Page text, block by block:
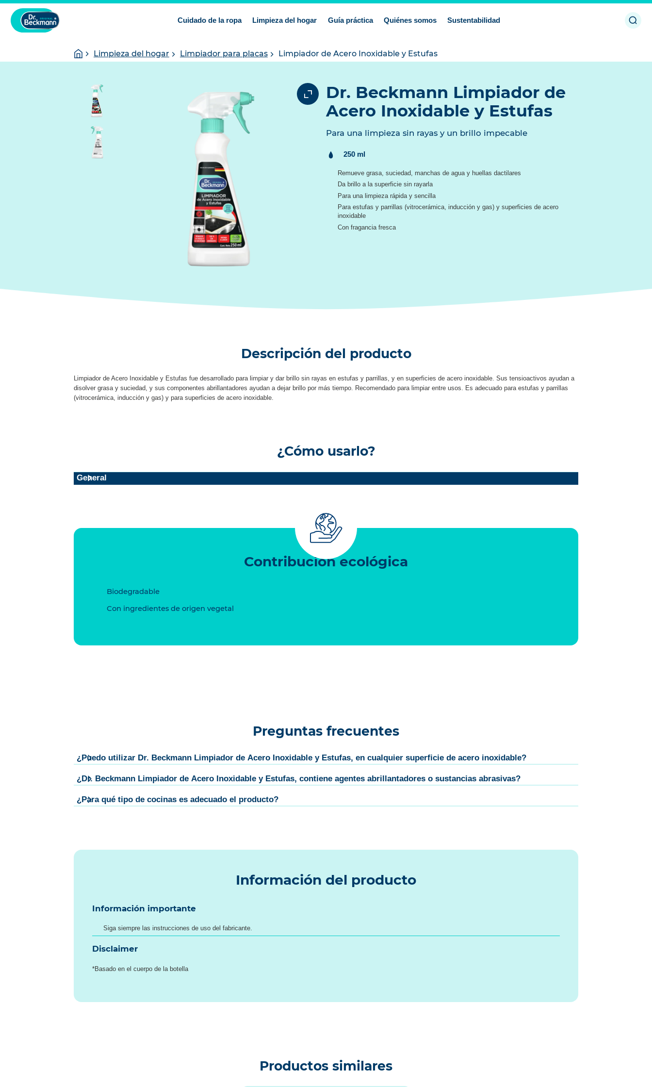
Cuidado de la ropa Limpieza del hogar Guía práctica Quiénes somos Sustentabilidad
You
are
Homepage
Limpieza del hogar Limpiador para placas Limpiador de Acero Inoxidable y Estufas
Dr. Beckmann Limpiador de
Acero Inoxidable y Estufas
Para una limpieza sin rayas y un brillo impecable
Contenido:
250 ml
Remueve grasa, suciedad, manchas de agua y huellas dactilares
Da brillo a la superficie sin rayarla
Para una limpieza rápida y sencilla
Para estufas y parrillas (vitrocerámica, inducción y gas) y superficies de acero
inoxidable
Con fragancia fresca
Descripción del producto
Limpiador de Acero Inoxidable y Estufas fue desarrollado para limpiar y dar brillo sin rayas en estufas y parrillas, y en superficies de acero inoxidable. Sus tensioactivos ayudan a
disolver grasa y suciedad, y sus componentes abrillantadores ayudan a dejar brillo por más tiempo. Recomendado para limpiar entre usos. Es adecuado para estufas y parrillas
(vitrocerámica, inducción y gas) y para superficies de acero inoxidable.
¿Cómo usarlo?
General
Contribución ecológica
Biodegradable
Con ingredientes de origen vegetal
Preguntas frecuentes
¿Puedo utilizar Dr. Beckmann Limpiador de Acero Inoxidable y Estufas, en cualquier superficie de acero inoxidable?
¿Dr. Beckmann Limpiador de Acero Inoxidable y Estufas, contiene agentes abrillantadores o sustancias abrasivas?
¿Para qué tipo de cocinas es adecuado el producto?
Información del producto
Información importante
Siga siempre las instrucciones de uso del fabricante.
Disclaimer
*Basado en el cuerpo de la botella
Productos similares